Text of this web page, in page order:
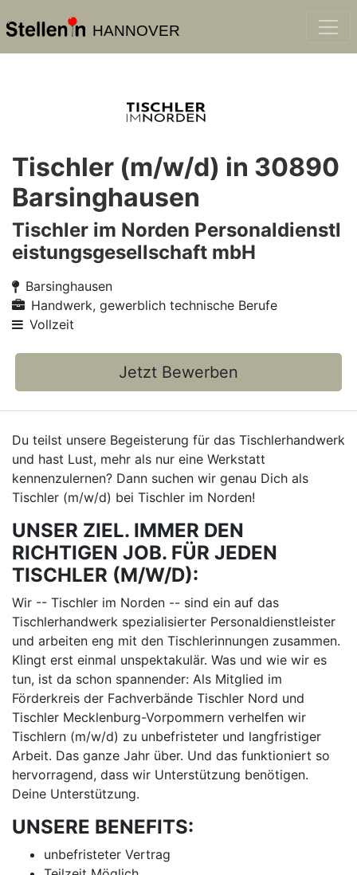
HANNOVER
Tischler (m/w/d) in 30890
Barsinghausen
Tischler im Norden Personaldienstl
eistungsgesellschaft mbH
Barsinghausen
Handwerk, gewerblich technische Berufe
Vollzeit
Jetzt Bewerben
Du teilst unsere Begeisterung für das Tischlerhandwerk
und hast Lust, mehr als nur eine Werkstatt
kennenzulernen? Dann suchen wir genau Dich als
Tischler (m/w/d) bei Tischler im Norden!
UNSER ZIEL. IMMER DEN
RICHTIGEN JOB. FÜR JEDEN
TISCHLER (M/W/D):
Wir -- Tischler im Norden -- sind ein auf das
Tischlerhandwerk spezialisierter Personaldienstleister
und arbeiten eng mit den Tischlerinnungen zusammen.
Klingt erst einmal unspektakulär. Was und wie wir es
tun, ist da schon spannender: Als Mitglied im
Förderkreis der Fachverbände Tischler Nord und
Tischler Mecklenburg-Vorpommern verhelfen wir
Tischlern (m/w/d) zu unbefristeter und langfristiger
Arbeit. Das ganze Jahr über. Und das funktioniert so
hervorragend, dass wir Unterstützung benötigen.
Deine Unterstützung.
UNSERE BENEFITS:
unbefristeter Vertrag